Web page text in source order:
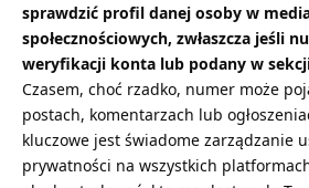
sprawdzić profil danej osoby w
społecznościowych, zwłaszcza jeśli
weryfikacji konta lub podany w
Czasem, choć rzadko, numer może
postach, komentarzach lub
kluczowe jest świadome zarządzanie
prywatności na wszystkich